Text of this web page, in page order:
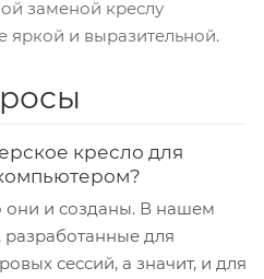
заменой креслу
яркой и выразительной.
кресло для
они и созданы. В нашем
разработанные для
сессий, а значит, и для